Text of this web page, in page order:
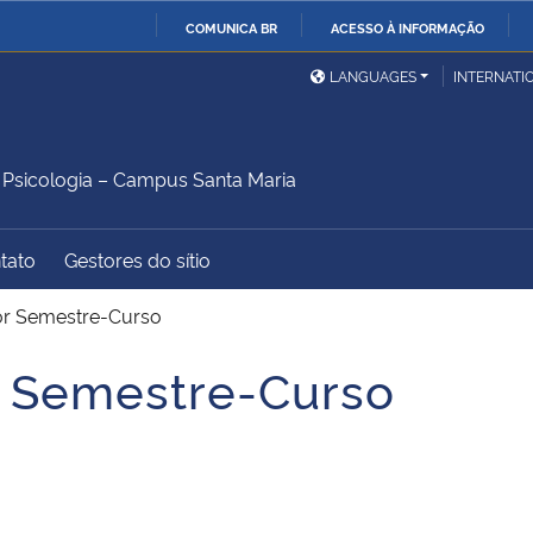
COMUNICA BR ACESSO À INFORMAÇÃO
Ministério da Defesa
Ministério das Relações
Exteriores
Ministério do
Desenvolvimento Regional
Advocacia-Geral da União Banco Central do Brasil
LANGUAGES
– Campus Santa Maria
Gestores do sítio
Semestre-Curso
Semestre-Curso